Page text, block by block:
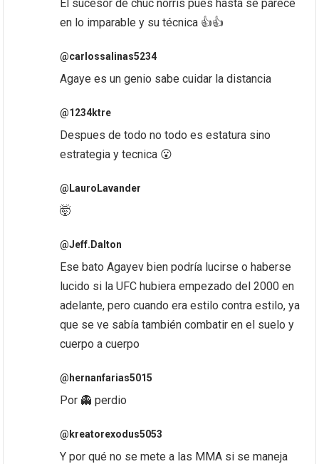
El sucesor de chuc norris pues hasta se parece
en lo imparable y su técnica 👍👍
@carlossalinas5234
Agaye es un genio sabe cuidar la distancia
@1234ktre
Despues de todo no todo es estatura sino
estrategia y tecnica 😮
@LauroLavander
🤯
@Jeff.Dalton
Ese bato Agayev bien podría lucirse o haberse
lucido si la UFC hubiera empezado del 2000 en
adelante, pero cuando era estilo contra estilo, ya
que se ve sabía también combatir en el suelo y
cuerpo a cuerpo
@hernanfarias5015
Por 👻 perdio
@kreatorexodus5053
Y por qué no se mete a las MMA si se maneja